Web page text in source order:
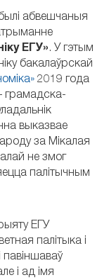
абвешчаныя
ЕГУ». У гэтым
бакалаўрскай
2019 года
грамадска-
выказвае
за Мікалая
не змог
палітычным
ЕГУ
палітыка і
павіншаваў
і ад імя